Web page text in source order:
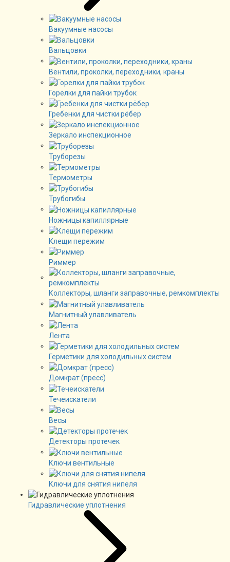
Вакуумные насосы
Вальцовки
Вентили, проколки, переходники, краны
Горелки для пайки трубок
Гребенки для чистки рёбер
Зеркало инспекционное
Труборезы
Термометры
Трубогибы
Ножницы капиллярные
Клещи пережим
Риммер
Коллекторы, шланги заправочные, ремкомплекты
Магнитный улавливатель
Лента
Герметики для холодильных систем
Домкрат (пресс)
Течеискатели
Весы
Детекторы протечек
Ключи вентильные
Ключи для снятия нипеля
Гидравлические уплотнения